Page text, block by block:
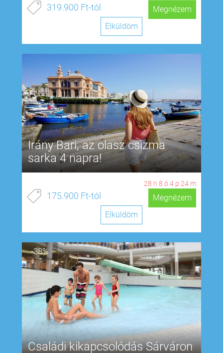
319.900 Ft-tól
Megnézem
Elküldöm
Irány Bari, az olasz csizma
sarka 4 napra!
28 n 8 ó4 p 23 m
175.900 Ft-tól
Megnézem
Elküldöm
-38%
Családi kikapcsolódás Sárváron